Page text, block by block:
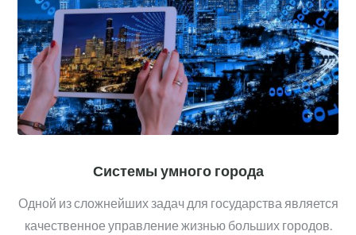
Системы умного города
Одной из сложнейших задач для государства является
качественное управление жизнью больших городов.